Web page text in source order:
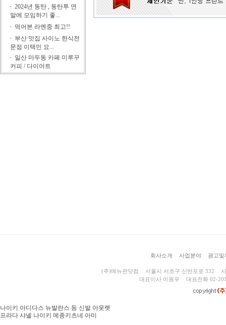
2024년 동탄 , 동탄투 연
말에 모임하기 좋...
먹어본 라멘중 최고!!
부산 맛집 사이노 한식전
문점 이택민 요...
일산 마두동 카페 미루꾸
커피 / 다이어트
회사소개 사업분야 광고및
(주)메뉴판닷컴 서울시 서초구 신반포로 332
대표이사 이원우
대표전화 02-
나이키 아디다스 뉴발란스 등 신발 아웃렛
프라다 샤넬 나이키 메종키츠네 아미